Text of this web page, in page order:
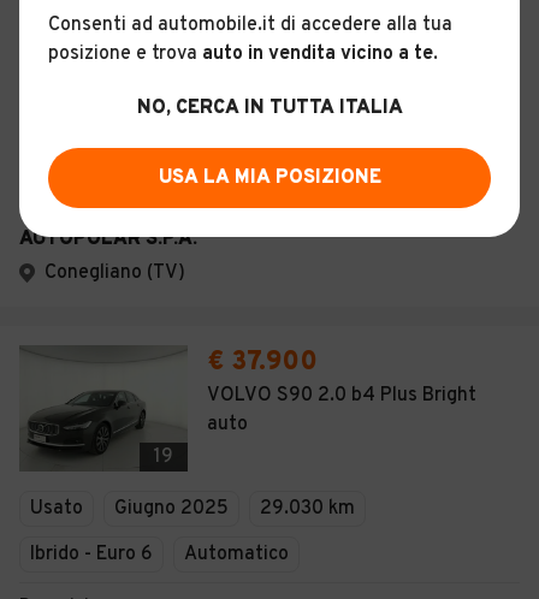
Descrizione
Storia del veicolo
AUTOPOLAR S.P.A.
Conegliano (TV)
19
€ 37.900
VOLVO S90 2.0 b4 Plus Bright
auto
Usato Giugno 2025
29.030 km
Ibrido - Euro 6
Automatico
Consenti ad automobile.it di accedere alla tua
posizione e trova auto in vendita vicino a te.
NO, CERCA IN TUTTA ITALIA
USA LA MIA POSIZIONE